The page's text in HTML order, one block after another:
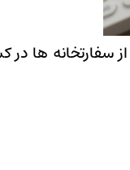
سفارتخانه ها در